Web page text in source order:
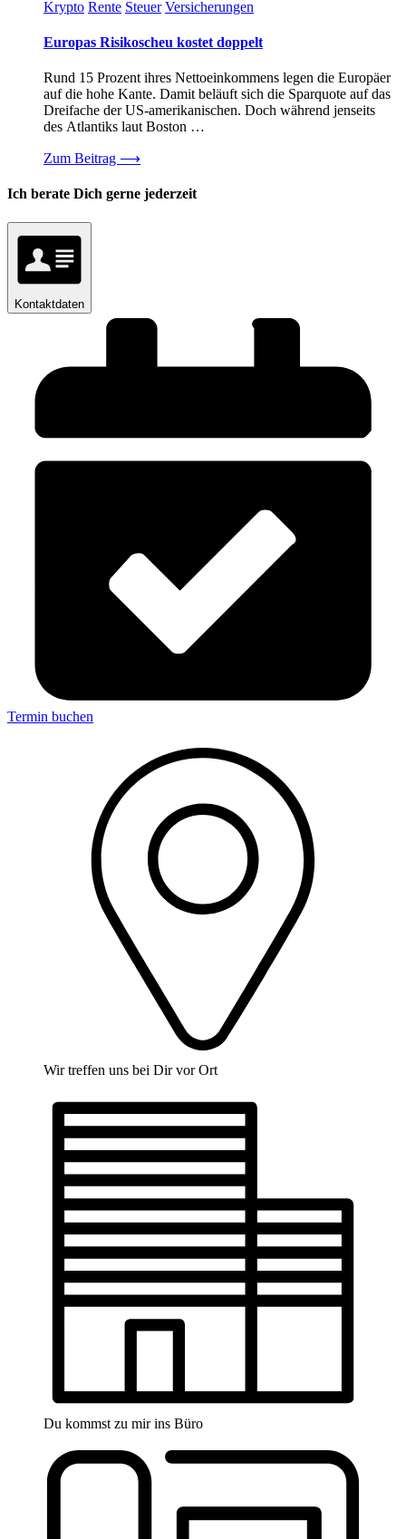
Krypto Rente Steuer Versicherungen
Europas Risikoscheu kostet doppelt
Rund 15 Prozent ihres Nettoeinkommens legen die Europäer
auf die hohe Kante. Damit beläuft sich die Sparquote auf das
Dreifache der US-amerikanischen. Doch während jenseits
des Atlantiks laut Boston …
Zum Beitrag ⟶
Ich berate Dich gerne jederzeit
Kontaktdaten
Termin buchen
Wir treffen uns bei Dir vor Ort
Du kommst zu mir ins Büro